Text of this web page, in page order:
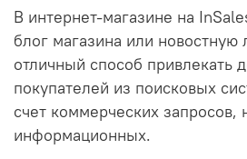
В интернет-магазине на
блог магазина или новостную
отличный способ привлекать
покупателей из поисковых
счет коммерческих запросов,
информационных.